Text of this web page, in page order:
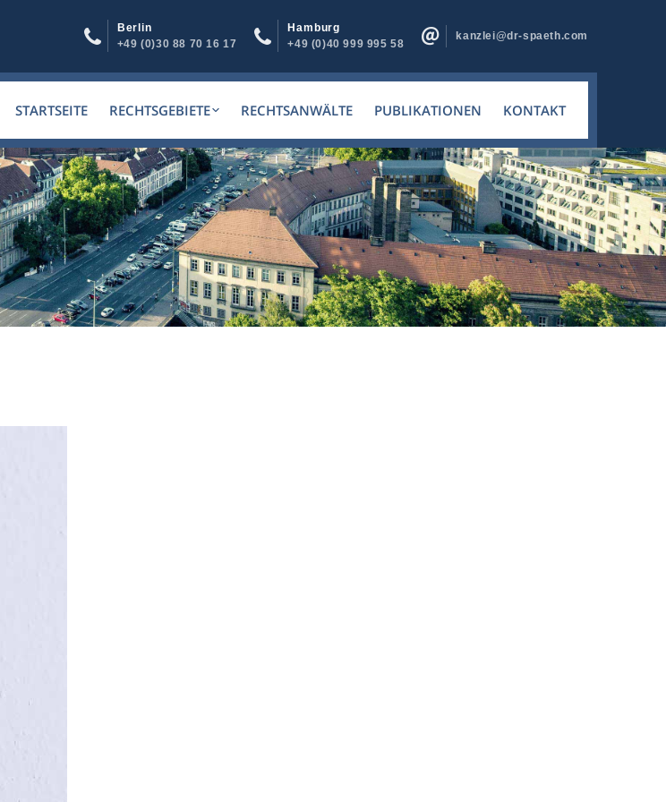
Berlin
+49 (0)30 88 70 16 17
Hamburg
+49 (0)40 999 995 58
kanzlei@dr-spaeth.com
STARTSEITE RECHTSGEBIETE RECHTSANWÄLTE PUBLIKATIONEN KONTAKT